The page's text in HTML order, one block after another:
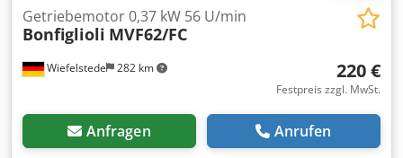
Wiefelstede 282 km
Getriebemotor 0,37 kW 56 U/min
Bonfiglioli MVF62/FC
220 €
Festpreis zzgl. MwSt.
Anfragen Anrufen